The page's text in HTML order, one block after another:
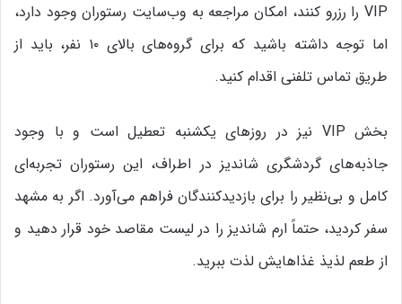
VIP را رزرو کنند، امکان مراجعه به وب‌سایت رستوران وجود دارد،
اما توجه داشته باشید که برای گروه‌های بالای ۱۰ نفر، باید از
طریق تماس تلفنی اقدام کنید.
بخش VIP نیز در روزهای یکشنبه تعطیل است و با وجود
جاذبه‌های گردشگری شاندیز در اطراف، این رستوران تجربه‌ای
کامل و بی‌نظیر را برای بازدیدکنندگان فراهم می‌آورد. اگر به مشهد
سفر کردید، حتماً ارم شاندیز را در لیست مقاصد خود قرار دهید و
از طعم لذیذ غذاهایش لذت ببرید.